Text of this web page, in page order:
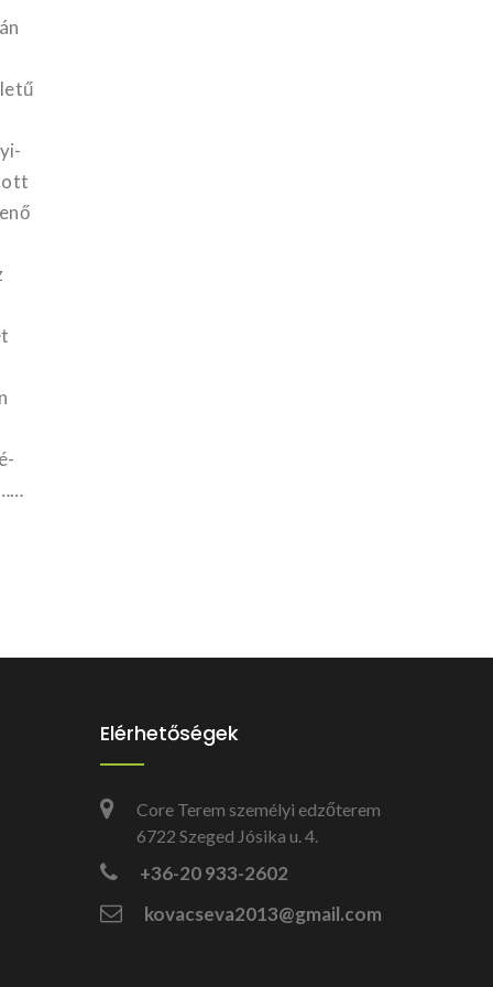
Elérhetőségek
Core Terem személyi edzőterem
6722 Szeged Jósika u. 4.
+36-20 933-2602
kovacseva2013@gmail.com